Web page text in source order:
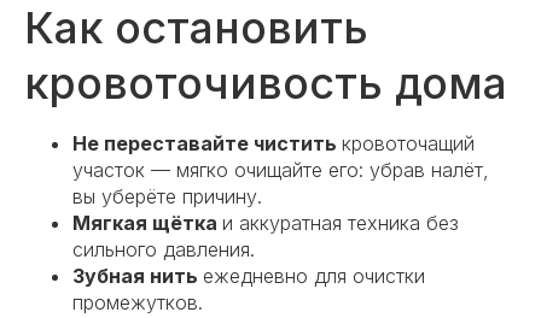
Как остановить
кровоточивость дома
Не переставайте чистить кровоточащий
участок — мягко очищайте его: убрав налёт,
вы уберёте причину.
Мягкая щётка и аккуратная техника без
сильного давления.
Зубная нить ежедневно для очистки
промежутков.